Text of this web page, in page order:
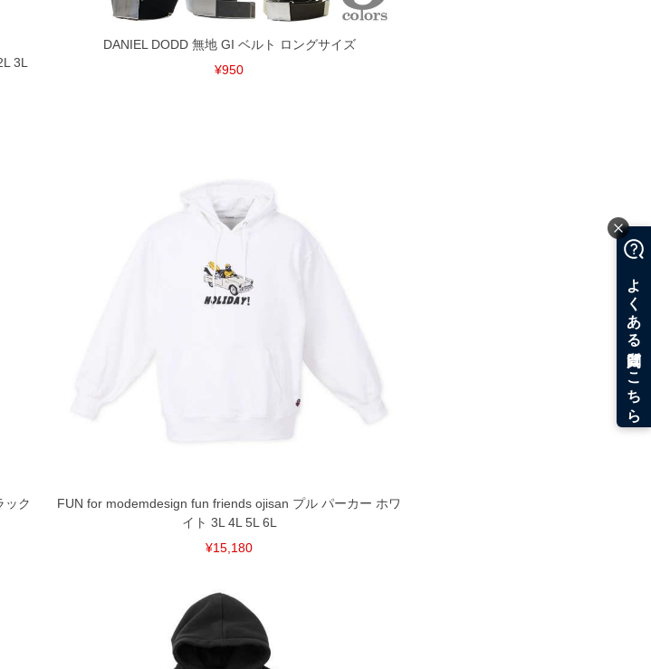
や調節ひもが付いて
3L
DANIEL DODD 無地 GI ベルト ロングサイズ
¥950
ック
FUN for modemdesign fun friends ojisan プル パーカー ホワ
イト 3L 4L 5L 6L
¥15,180